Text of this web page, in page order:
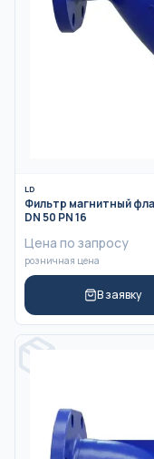
LD
Фильтр магнитный
DN 50 PN 16
Цена по запросу
розничная цена
В заявку